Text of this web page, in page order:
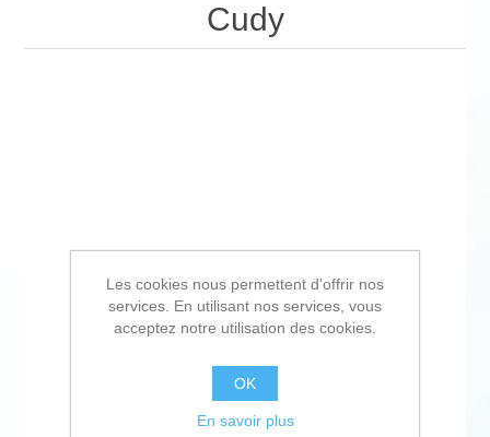
Cudy
Les cookies nous permettent d'offrir nos
services. En utilisant nos services, vous
acceptez notre utilisation des cookies.
OK
En savoir plus